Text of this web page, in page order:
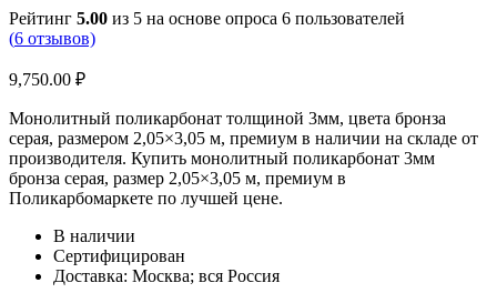
Рейтинг 5.00 из 5 на основе опроса 6 пользователей
(6 отзывов)
9,750.00 ₽
Монолитный поликарбонат толщиной 3мм, цвета бронза
серая, размером 2,05×3,05 м, премиум в наличии на складе от
производителя. Купить монолитный поликарбонат 3мм
бронза серая, размер 2,05×3,05 м, премиум в
Поликарбомаркете по лучшей цене.
В наличии
Сертифицирован
Доставка: Москва; вся Россия